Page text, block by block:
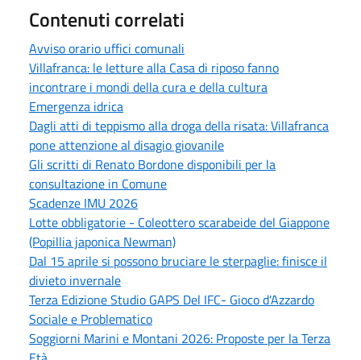
Contenuti correlati
Avviso orario uffici comunali
Villafranca: le letture alla Casa di riposo fanno
incontrare i mondi della cura e della cultura
Emergenza idrica
Dagli atti di teppismo alla droga della risata: Villafranca
pone attenzione al disagio giovanile
Gli scritti di Renato Bordone disponibili per la
consultazione in Comune
Scadenze IMU 2026
Lotte obbligatorie - Coleottero scarabeide del Giappone
(Popillia japonica Newman)
Dal 15 aprile si possono bruciare le sterpaglie: finisce il
divieto invernale
Terza Edizione Studio GAPS Del IFC- Gioco d'Azzardo
Sociale e Problematico
Soggiorni Marini e Montani 2026: Proposte per la Terza